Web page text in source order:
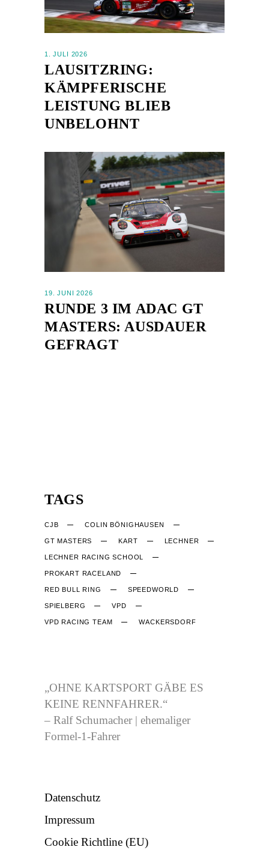
1. JULI 2026
LAUSITZRING:
KÄMPFERISCHE
LEISTUNG BLIEB
UNBELOHNT
19. JUNI 2026
RUNDE 3 IM ADAC GT
MASTERS: AUSDAUER
GEFRAGT
TAGS
CJB COLIN BÖNIGHAUSEN
GT MASTERS KART LECHNER
LECHNER RACING SCHOOL
PROKART RACELAND
RED BULL RING SPEEDWORLD
SPIELBERG VPD
VPD RACING TEAM WACKERSDORF
„OHNE KARTSPORT GÄBE ES
KEINE RENNFAHRER.“
– Ralf Schumacher | ehemaliger
Formel-1-Fahrer
Datenschutz
Impressum
Cookie Richtline (EU)